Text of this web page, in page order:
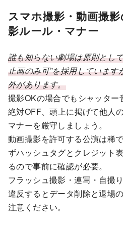
スマホ撮影・動画撮
影ルール・マナー
誰も知らない劇場は原則とし
止画のみ可”を採用していま
外があります。
撮影OKの場合でもシャッタ
絶対OFF、頭上に掲げて他人
マナーを厳守しましょう。
動画撮影を許可する公演は稀
ずハッシュタグとクレジット
るので事前に確認が必要。
フラッシュ撮影・連写・自撮
違反するとデータ削除と退場
注意ください。